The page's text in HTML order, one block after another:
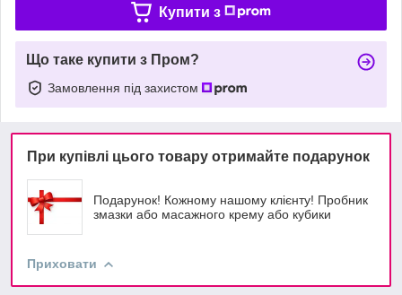
Купити з
Що таке купити з Пром?
Замовлення під захистом
При купівлі цього товару отримайте подарунок
Подарунок! Кожному нашому клієнту! Пробник
змазки або масажного крему або кубики
Приховати